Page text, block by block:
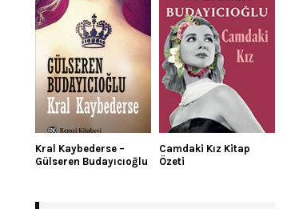
Kral Kaybederse –
Gülseren Budayıcıoğlu
Camdaki Kız Kitap
Özeti